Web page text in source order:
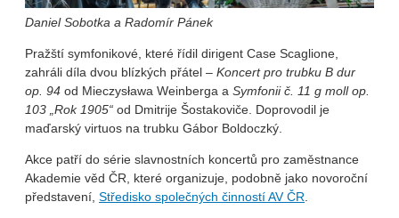
Daniel Sobotka a Radomír Pánek
Pražští symfonikové, které řídil dirigent Case Scaglione,
zahráli díla dvou blízkých přátel – Koncert pro trubku B dur
op. 94 od Mieczysława Weinberga a Symfonii č. 11 g moll op.
103 „Rok 1905“ od Dmitrije Šostakoviče. Doprovodil je
maďarský virtuos na trubku Gábor Boldoczký.
Akce patří do série slavnostních koncertů pro zaměstnance
Akademie věd ČR, které organizuje, podobně jako novoroční
představení, Středisko společných činností AV ČR